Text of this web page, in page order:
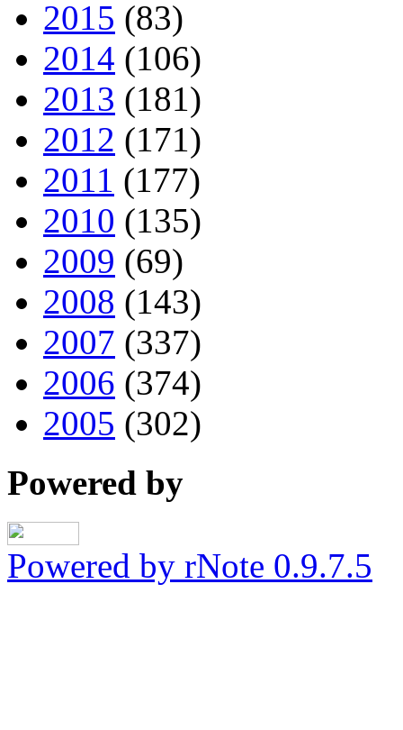
2015 (83)
2014 (106)
2013 (181)
2012 (171)
2011 (177)
2010 (135)
2009 (69)
2008 (143)
2007 (337)
2006 (374)
2005 (302)
Powered by
Powered by rNote 0.9.7.5